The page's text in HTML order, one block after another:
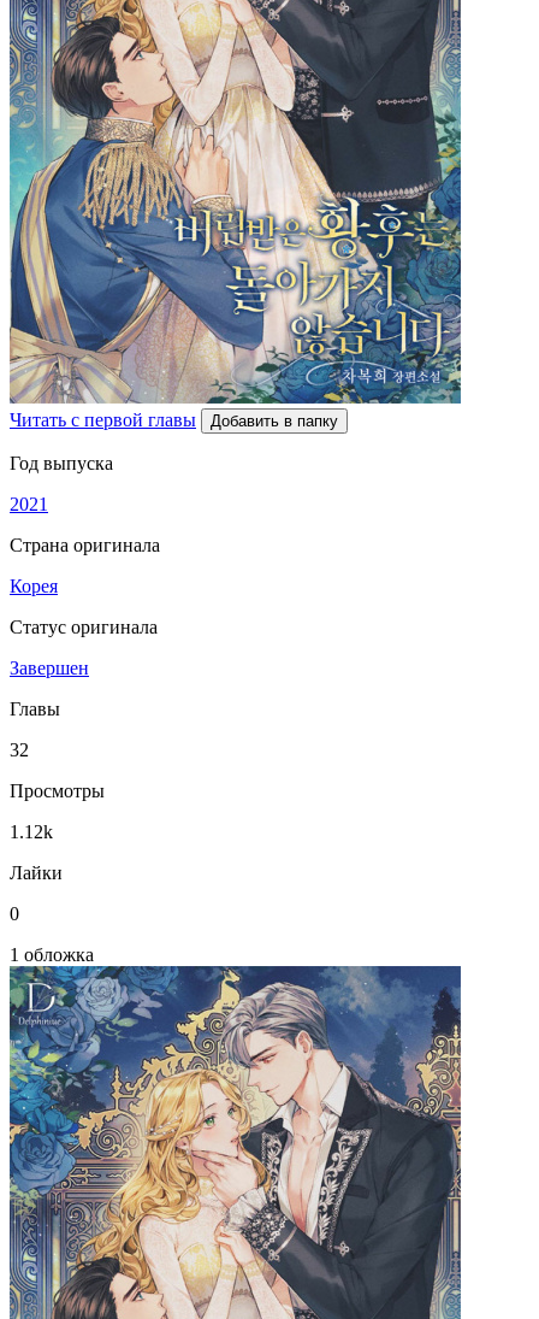
Читать с первой главы Добавить в папку
Год выпуска
2021
Страна оригинала
Корея
Статус оригинала
Завершен
Главы
32
Просмотры
1.12k
Лайки
0
1 обложка